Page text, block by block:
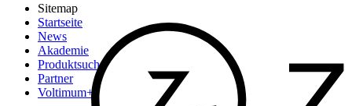
Sitemap
Startseite
News
Akademie
Produktsuche
Partner
Voltimum+